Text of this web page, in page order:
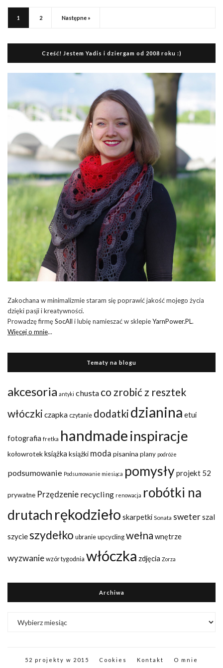
1 2 Następne »
Cześć! Jestem Yadis i dziergam od 2008 roku :)
Zakochana w minimalizmie staram się poprawić jakość mojego życia
dzięki pasji i kreatywności.
Prowadzę firmęSocAll i lubię namieszać w sklepieYarnPower.PL.
Więcej o mnie...
Tematy na blogu
akcesoria antyki chusta co zrobić z resztek
włóczki czapka czytanie dodatki dzianina etui
fotografia fretka handmadeinspiracje
kołowrotekksiążka książki moda pisanina plany podróże
podsumowanie Podsumowanie miesiąca pomysłyprojekt 52
prywatne Przędzenie recycling renowacja robótki na
drutach rękodzieło skarpetki Sonata sweterszal
szycieszydełko ubranie upcyclingwełna wnętrze
wyzwanie wzór tygodnia włóczka zdjęcia Zorza
Archiwa
52 projekty w 2015 Cookies Kontakt O mnie